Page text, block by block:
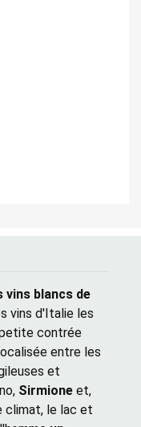
vins blancs de
vins d'Italie les
contrée
entre les
et
Sirmione et,
climat, le lac et